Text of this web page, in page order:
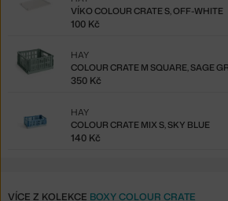
VÍKO COLOUR CRATE S, OFF-WHITE
100 Kč
COLOUR CRATE M SQUARE, SAGE
HAY
350 Kč
COLOUR CRATE MIX S, SKY BLUE
HAY
140 Kč
VÍCE Z KOLEKCE BOXY COLOUR CRATE